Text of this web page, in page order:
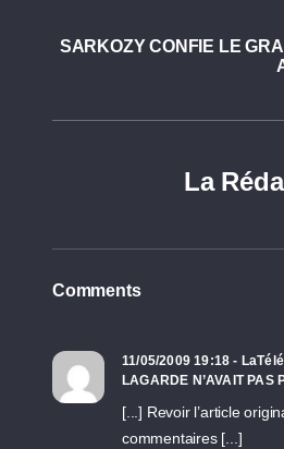
SARKOZY CONFIE LE
La
Comments
11/05/2009 19:18 -
LAGARDE N’AVAIT PAS
[...] Revoir l’article
commentaires [...]